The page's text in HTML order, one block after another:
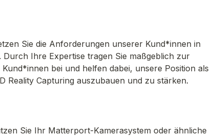
Sie die Anforderungen unserer Kund*innen in
Ihre Expertise tragen Sie maßgeblich zur
bei und helfen dabei, unsere Position als
Reality Capturing auszubauen und zu stärken.
Sie Ihr Matterport-Kamerasystem oder ähnliche